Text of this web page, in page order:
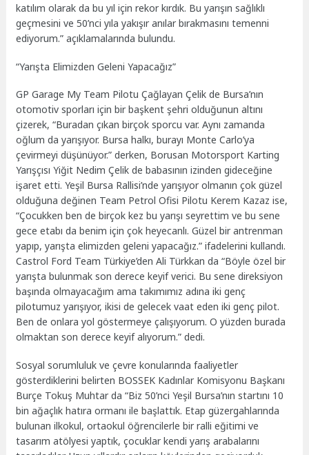
katılım olarak da bu yıl için rekor kırdık. Bu yarışın sağlıklı
geçmesini ve 50’nci yıla yakışır anılar bırakmasını temenni
ediyorum.” açıklamalarında bulundu.
“Yarışta Elimizden Geleni Yapacağız”
GP Garage My Team Pilotu Çağlayan Çelik de Bursa’nın
otomotiv sporları için bir başkent şehri olduğunun altını
çizerek, “Buradan çıkan birçok sporcu var. Aynı zamanda
oğlum da yarışıyor. Bursa halkı, burayı Monte Carlo’ya
çevirmeyi düşünüyor.” derken, Borusan Motorsport Karting
Yarışçısı Yiğit Nedim Çelik de babasının izinden gideceğine
işaret etti. Yeşil Bursa Rallisi’nde yarışıyor olmanın çok güzel
olduğuna değinen Team Petrol Ofisi Pilotu Kerem Kazaz ise,
“Çocukken ben de birçok kez bu yarışı seyrettim ve bu sene
gece etabı da benim için çok heyecanlı. Güzel bir antrenman
yapıp, yarışta elimizden geleni yapacağız.” ifadelerini kullandı.
Castrol Ford Team Türkiye’den Ali Türkkan da “Böyle özel bir
yarışta bulunmak son derece keyif verici. Bu sene direksiyon
başında olmayacağım ama takımımız adına iki genç
pilotumuz yarışıyor, ikisi de gelecek vaat eden iki genç pilot.
Ben de onlara yol göstermeye çalışıyorum. O yüzden burada
olmaktan son derece keyif alıyorum.” dedi.
Sosyal sorumluluk ve çevre konularında faaliyetler
gösterdiklerini belirten BOSSEK Kadınlar Komisyonu Başkanı
Burçe Tokuş Muhtar da “Biz 50’nci Yeşil Bursa’nın startını 10
bin ağaçlık hatıra ormanı ile başlattık. Etap güzergahlarında
bulunan ilkokul, ortaokul öğrencilerle bir ralli eğitimi ve
tasarım atölyesi yaptık, çocuklar kendi yarış arabalarını